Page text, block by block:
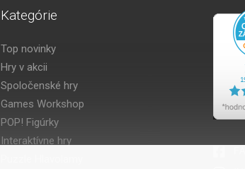
Kategórie
Top novinky
Hry v akcii
Spoločenské hry
Games Workshop
POP! Figúrky
Interaktívne hry